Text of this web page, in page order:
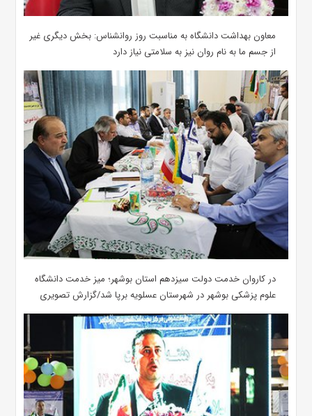
معاون بهداشت دانشگاه به مناسبت روز روانشناس: بخش دیگری غیر
از جسم ما به نام روان نیز به سلامتی نیاز دارد
در کاروان خدمت دولت سیزدهم استان بوشهر؛ میز خدمت دانشگاه
علوم پزشکی بوشهر در شهرستان عسلویه برپا شد/گزارش تصویری